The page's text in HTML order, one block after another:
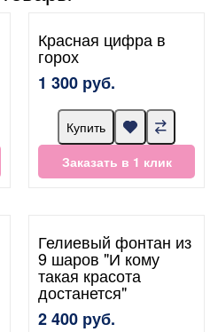
Красная цифра в
горох
1 300 руб.
Купить
Заказать в 1 клик
Гелиевый фонтан из
9 шаров "И кому
такая красота
достанется"
2 400 руб.